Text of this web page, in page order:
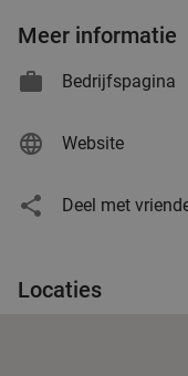
Meer informatie
Bedrijfspagina
Website
Deel met
Locaties